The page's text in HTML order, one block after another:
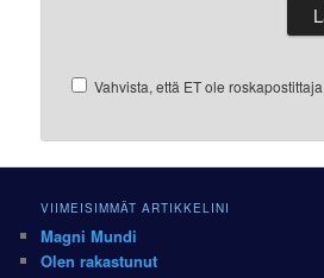
Vahvista, että ET ole roskapostittaja
VIIMEISIMMÄT ARTIKKELINI
Magni Mundi
Olen rakastunut